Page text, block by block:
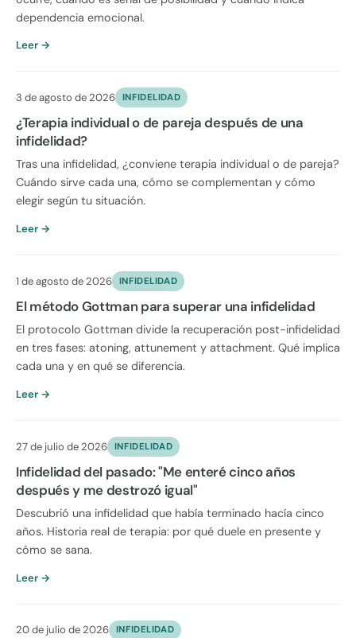
dependencia emocional.
Leer →
3 de agosto de 2026 INFIDELIDAD
¿Terapia individual o de pareja después de una
infidelidad?
Tras una infidelidad, ¿conviene terapia individual o de pareja?
Cuándo sirve cada una, cómo se complementan y cómo
elegir según tu situación.
Leer →
1 de agosto de 2026 INFIDELIDAD
El método Gottman para superar una infidelidad
El protocolo Gottman divide la recuperación post-infidelidad
en tres fases: atoning, attunement y attachment. Qué implica
cada una y en qué se diferencia.
Leer →
27 de julio de 2026 INFIDELIDAD
Infidelidad del pasado: "Me enteré cinco años
después y me destrozó igual"
Descubrió una infidelidad que había terminado hacía cinco
años. Historia real de terapia: por qué duele en presente y
cómo se sana.
Leer →
20 de julio de 2026 INFIDELIDAD